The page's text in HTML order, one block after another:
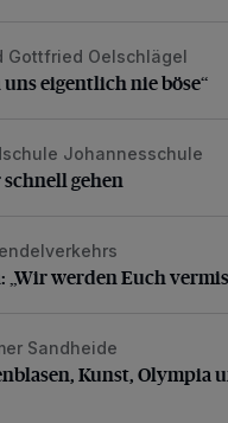
eigentlich nie böse“
Gottfried Oelschlägel
uns eigentlich nie böse“
schnell gehenJohannesschule
schnell gehen
werden Euch
„Wir werden Euch
Kunst, Olympia
Sandheide
Kunst, Olympia